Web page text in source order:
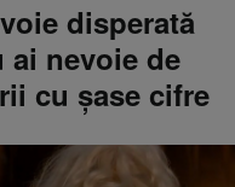
disperată
ai nevoie de
cu şase cifre